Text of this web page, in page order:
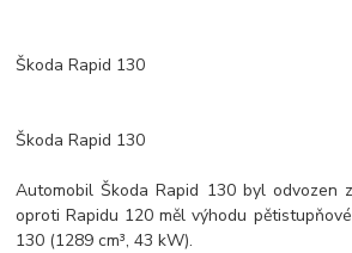
Škoda Rapid 130
Škoda Rapid 130
Automobil Škoda Rapid 130 byl odvozen
oproti Rapidu 120 měl výhodu
130 (1289 cm³, 43 kW).